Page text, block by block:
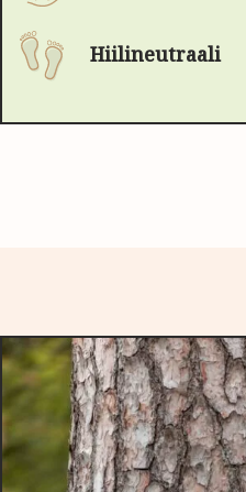
Hiilineutraali